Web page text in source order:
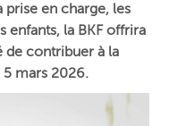
prise en charge, les
enfants, la BKF offrira
de contribuer à la
5 mars 2026.